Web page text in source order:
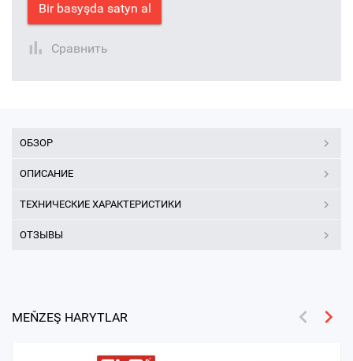
Bir basyşda satyn al
Сравнить
ОБЗОР
ОПИСАНИЕ
ТЕХНИЧЕСКИЕ ХАРАКТЕРИСТИКИ
ОТЗЫВЫ
MEŇZEŞ HARYTLAR